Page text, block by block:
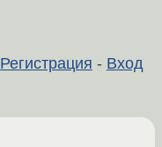
Регистрация - Вход